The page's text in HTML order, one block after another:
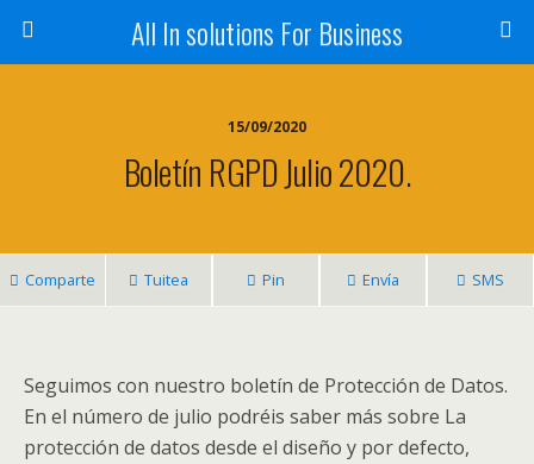
All In solutions For Business
15/09/2020
Boletín RGPD Julio 2020.
Comparte Tuitea Pin Envía SMS
Seguimos con nuestro boletín de Protección de Datos.
En el número de julio podréis saber más sobre La
protección de datos desde el diseño y por defecto,